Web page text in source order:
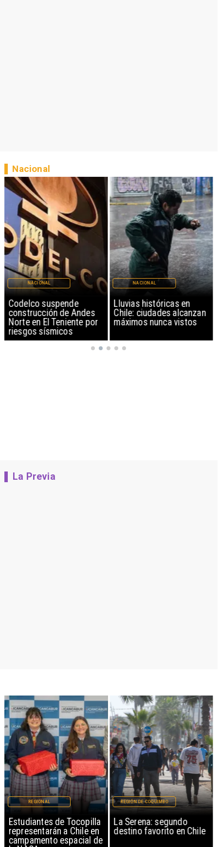
Codelco suspende
construcción de Andes
Norte en El Teniente por
riesgos sísmicos
NACIONAL
Lluvias históricas en
Chile: ciudades alcanzan
máximos nunca vistos
NACIONAL
Nacional
La Previa
Estudiantes de Tocopilla
representarán a Chile en
campamento espacial de
REGIONAL
La Serena: segundo
destino favorito en Chile
REGIÓN DE COQUIMBO